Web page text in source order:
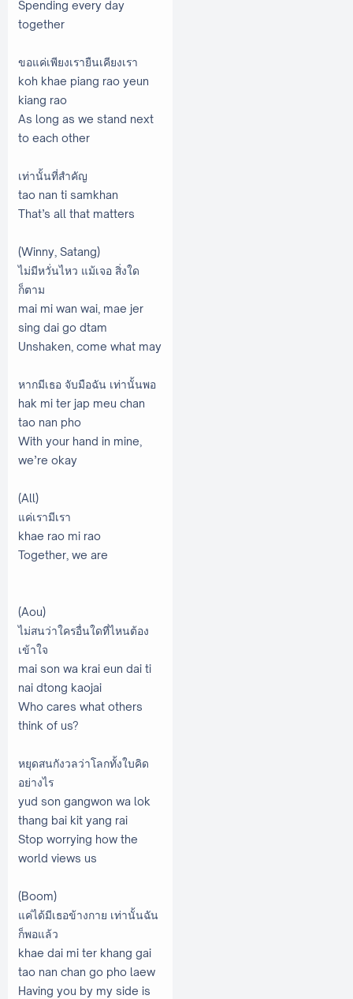
Spending every day
together
ขอแค่เพียงเรายืนเคียงเรา
koh khae piang rao yeun
kiang rao
As long as we stand next
to each other
เท่านั้นที่สำคัญ
tao nan ti samkhan
That’s all that matters
(Winny, Satang)
ไม่มีหวั่นไหว แม้เจอ สิ่งใด
ก็ตาม
mai mi wan wai, mae jer
sing dai go dtam
Unshaken, come what may
หากมีเธอ จับมือฉัน เท่านั้นพอ
hak mi ter jap meu chan
tao nan pho
With your hand in mine,
we’re okay
(All)
แค่เรามีเรา
khae rao mi rao
Together, we are
(Aou)
ไม่สนว่าใครอื่นใดที่ไหนต้อง
เข้าใจ
mai son wa krai eun dai ti
nai dtong kaojai
Who cares what others
think of us?
หยุดสนกังวลว่าโลกทั้งใบคิด
อย่างไร
yud son gangwon wa lok
thang bai kit yang rai
Stop worrying how the
world views us
(Boom)
แค่ได้มีเธอข้างกาย เท่านั้นฉัน
ก็พอแล้ว
khae dai mi ter khang gai
tao nan chan go pho laew
Having you by my side is